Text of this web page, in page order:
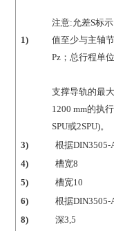
1)
注意:允差S标
值至少与主轴
Pz；总行程单
支撑导轨的最
1200 mm的执
SPU或2SPU)。
3)
根据
4)
槽宽8
5)
槽宽10
6)
根据
8)
深3,5